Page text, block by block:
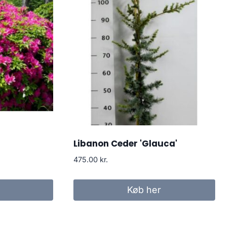
Libanon Ceder 'Glauca'
475.00 kr.
Køb her